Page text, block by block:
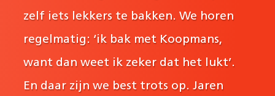
zelf iets lekkers te bakken. We horen
regelmatig: ‘ik bak met Koopmans,
want dan weet ik zeker dat het lukt’.
En daar zijn we best trots op. Jaren